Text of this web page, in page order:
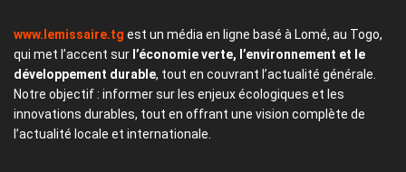
www.lemissaire.tg est un média en ligne basé à Lomé, au Togo,
qui met l’accent sur l’économie verte, l’environnement et le
développement durable, tout en couvrant l’actualité générale.
Notre objectif : informer sur les enjeux écologiques et les
innovations durables, tout en offrant une vision complète de
l’actualité locale et internationale.